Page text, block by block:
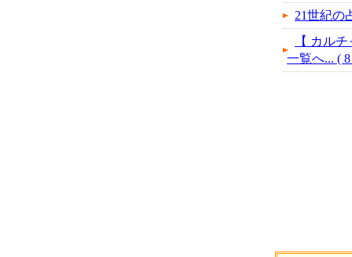
21世紀の
【 カル
一覧へ... (